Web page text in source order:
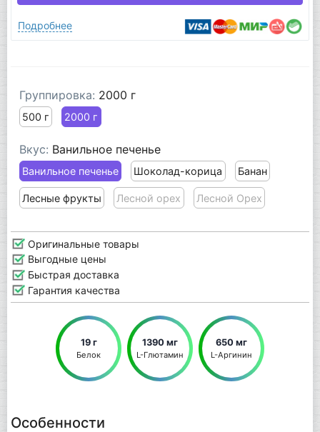
Подробнее
Группировка: 2000 г
500 г 2000 г
Вкус: Ванильное печенье
Ванильное печенье Шоколад-корица Банан
Лесные фрукты Лесной орех Лесной Орех
Оригинальные товары
Выгодные цены
Быстрая доставка
Гарантия качества
19 г
Белок
1390 мг
L-Глютамин
650 мг
L-Аргинин
Особенности